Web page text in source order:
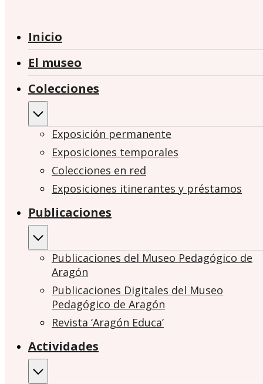
Inicio
El museo
Colecciones
Exposición permanente
Exposiciones temporales
Colecciones en red
Exposiciones itinerantes y préstamos
Publicaciones
Publicaciones del Museo Pedagógico de
Aragón
Publicaciones Digitales del Museo
Pedagógico de Aragón
Revista ‘Aragón Educa’
Actividades